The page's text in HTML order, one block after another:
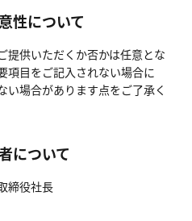
性について
提供いただくか否かは任意とな
項目をご記入されない場合に
い場合があります点をご了承く
について
締役社長